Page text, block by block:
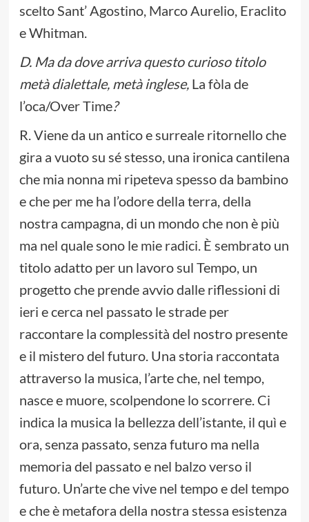
scelto Sant’ Agostino, Marco Aurelio, Eraclito
e Whitman.
D. Ma da dove arriva questo curioso titolo
metà dialettale, metà inglese, La fòla de
l’oca/Over Time?
R. Viene da un antico e surreale ritornello che
gira a vuoto su sé stesso, una ironica cantilena
che mia nonna mi ripeteva spesso da bambino
e che per me ha l’odore della terra, della
nostra campagna, di un mondo che non è più
ma nel quale sono le mie radici. È sembrato un
titolo adatto per un lavoro sul Tempo, un
progetto che prende avvio dalle riflessioni di
ieri e cerca nel passato le strade per
raccontare la complessità del nostro presente
e il mistero del futuro. Una storia raccontata
attraverso la musica, l’arte che, nel tempo,
nasce e muore, scolpendone lo scorrere. Ci
indica la musica la bellezza dell’istante, il quì e
ora, senza passato, senza futuro ma nella
memoria del passato e nel balzo verso il
futuro. Un’arte che vive nel tempo e del tempo
e che è metafora della nostra stessa esistenza